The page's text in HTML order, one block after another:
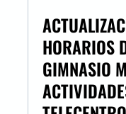
HORARIOS
GIMNASIO